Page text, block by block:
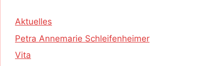
Aktuelles
Petra Annemarie Schleifenheimer
Vita